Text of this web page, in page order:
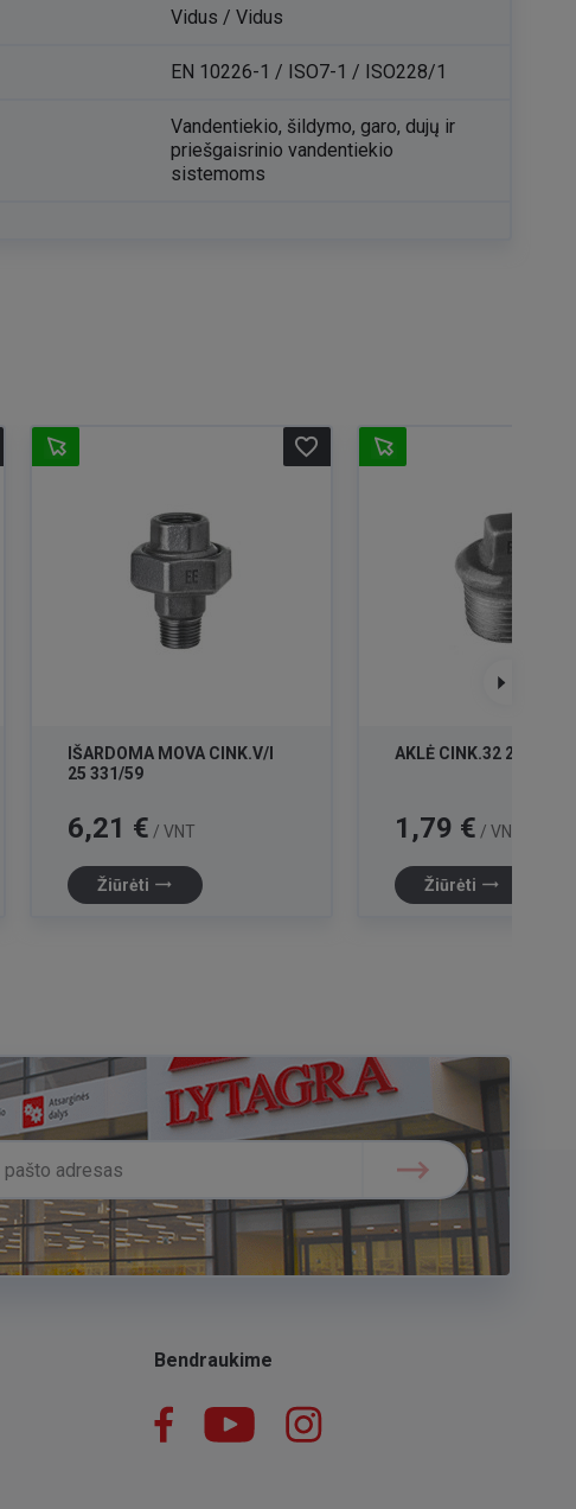
Vidus / Vidus
EN 10226-1 / ISO7-1 / ISO228/1
Vandentiekio, šildymo, garo, dujų ir
priešgaisrinio vandentiekio
sistemoms
IŠARDOMA MOVA CINK.V/I
25 331/59
Kaina
6,21 € / VNT
Žiūrėti trending_flat
favorite_border
AKLĖ CINK.32 290/46
Kaina
1,79 € / VNT
Žiūrėti trending_flat
Bendraukime
Facebook YouTube